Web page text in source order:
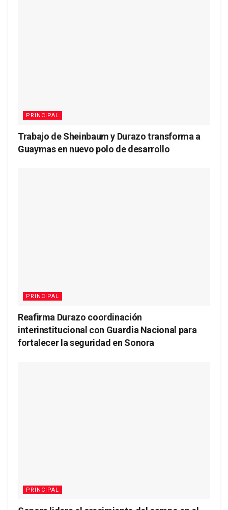
PRINCIPAL
Trabajo de Sheinbaum y Durazo transforma a
Guaymas en nuevo polo de desarrollo
PRINCIPAL
Reafirma Durazo coordinación
interinstitucional con Guardia Nacional para
fortalecer la seguridad en Sonora
PRINCIPAL